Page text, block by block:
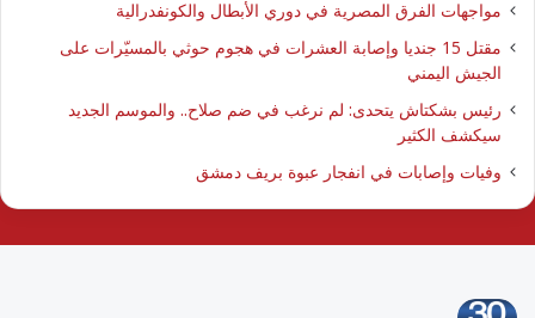
مواجهات الفرق المصرية في دوري الأبطال والكونفدرالية
مقتل 15 جنديا وإصابة العشرات في هجوم حوثي بالمسيّرات على
الجيش اليمني
رئيس بشكتاش يتحدى: لم نرغب في ضم صلاح.. والموسم الجديد
سيكشف الكثير
وفيات وإصابات في انفجار عبوة بريف دمشق